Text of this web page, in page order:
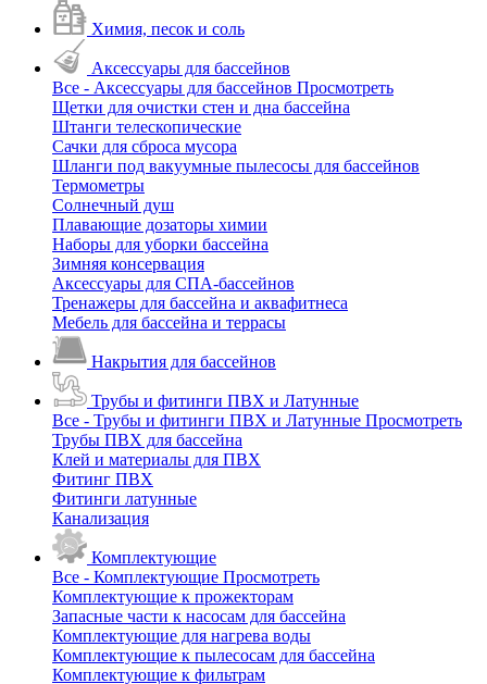
Химия, песок и соль
Аксессуары для бассейнов
Все - Аксессуары для бассейнов Просмотреть
Щетки для очистки стен и дна бассейна
Штанги телескопические
Сачки для сброса мусора
Шланги под вакуумные пылесосы для бассейнов
Термометры
Солнечный душ
Плавающие дозаторы химии
Наборы для уборки бассейна
Зимняя консервация
Аксессуары для СПА-бассейнов
Тренажеры для бассейна и аквафитнеса
Мебель для бассейна и террасы
Накрытия для бассейнов
Трубы и фитинги ПВХ и Латунные
Все - Трубы и фитинги ПВХ и Латунные Просмотреть
Трубы ПВХ для бассейна
Клей и материалы для ПВХ
Фитинг ПВХ
Фитинги латунные
Канализация
Комплектующие
Все - Комплектующие Просмотреть
Комплектующие к прожекторам
Запасные части к насосам для бассейна
Комплектующие для нагрева воды
Комплектующие к пылесосам для бассейна
Комплектующие к фильтрам